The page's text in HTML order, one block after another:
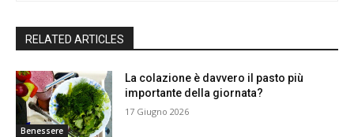
RELATED ARTICLES
Benessere
La colazione è davvero il pasto più
importante della giornata?
17 Giugno 2026